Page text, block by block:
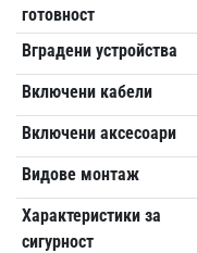
готовност
Вградени устройства
Включени кабели
Включени аксесоари
Видове монтаж
Характеристики за
сигурност